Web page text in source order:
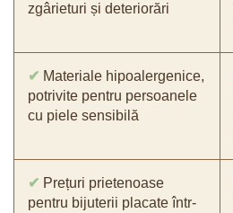
zgârieturi și deteriorări
✔ Materiale hipoalergenice,
potrivite pentru persoanele
cu piele sensibilă
✔ Prețuri prietenoase
pentru bijuterii placate într-